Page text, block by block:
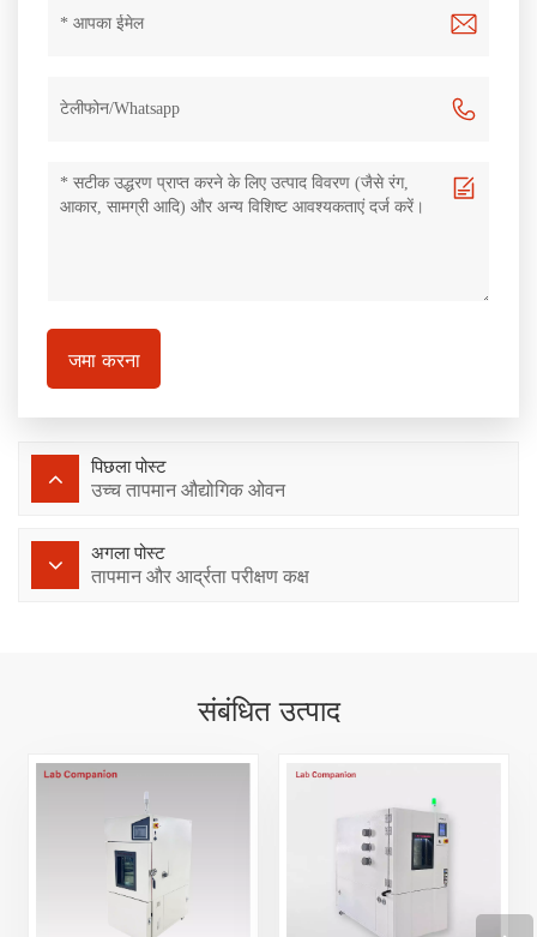
जमा करना
पिछला पोस्ट
उच्च तापमान औद्योगिक ओवन
अगला पोस्ट
तापमान और आर्द्रता परीक्षण कक्ष
संबंधित उत्पाद